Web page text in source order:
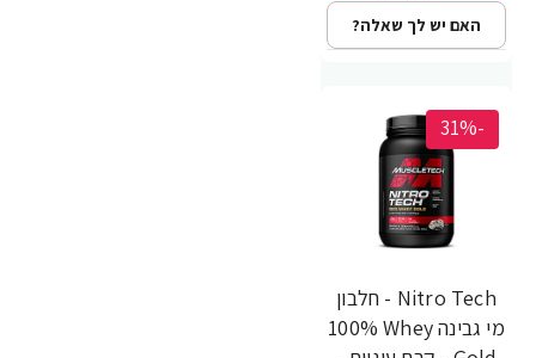
האם יש לך שאלה?
-31%
Nitro Tech - חלבון
מי גבינה 100%‎ Whey